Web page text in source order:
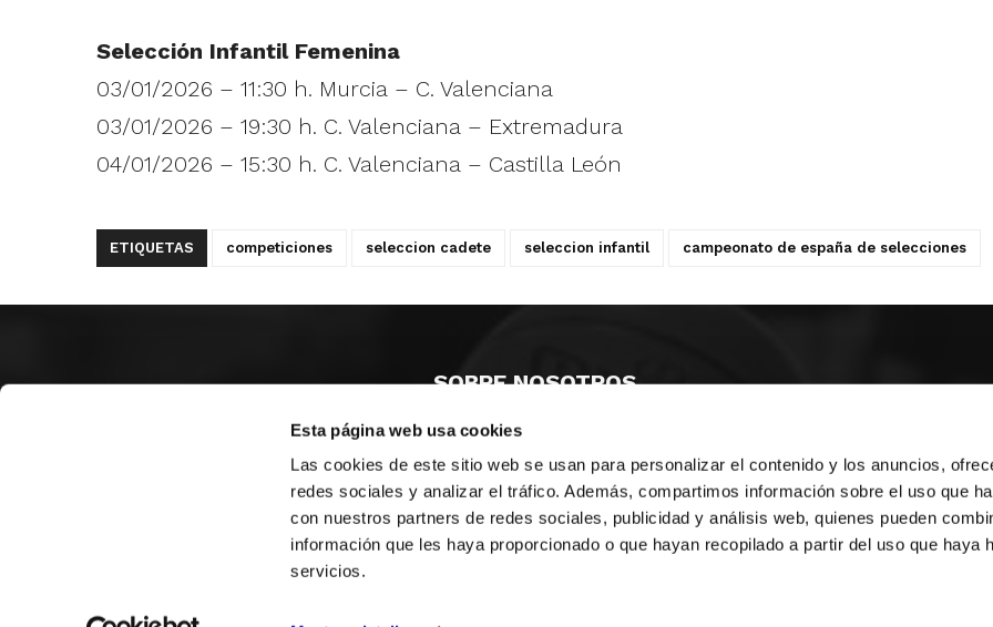
Esta página web usa cookies
Las cookies de este sitio web se usan para personalizar el contenido y los anuncios,
redes sociales y analizar el tráfico. Además, compartimos información sobre el uso que
con nuestros partners de redes sociales, publicidad y análisis web, quienes pueden
información que les haya proporcionado o que hayan recopilado a partir del uso que haya
servicios.
Selección Infantil Femenina
03/01/2026 – 11:30 h. Murcia – C. Valenciana
03/01/2026 – 19:30 h. C. Valenciana – Extremadura
04/01/2026 – 15:30 h. C. Valenciana – Castilla León
ETIQUETAS competiciones seleccion cadete seleccion infantil campeonato de españa de selecciones
SOBRE NOSOTROS
CASTELLON
VALENCIA
MONESTIR DE POBLET 14 1ª 3º
ALICANTE
CIUDAD DE MATANZAS 12
fbcv@fbcv.es